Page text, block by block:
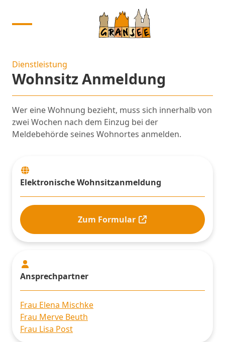
Dienstleistung
Wohnsitz Anmeldung
Elektronische Wohnsitzanmeldung
Zum Formular
Ansprechpartner
Frau Elena Mischke
Frau Merve Beuth
Frau Lisa Post
Wer eine Wohnung bezieht, muss sich innerhalb von
zwei Wochen nach dem Einzug bei der
Meldebehörde seines Wohnortes anmelden.